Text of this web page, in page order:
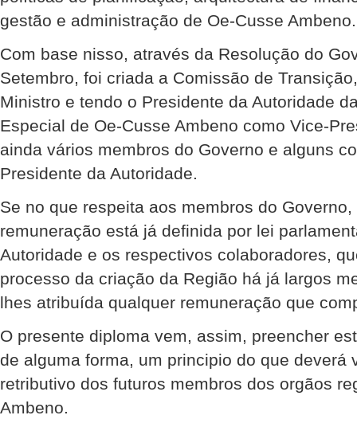
gestão e administração de Oe-Cusse Ambeno.
Com base nisso, através da Resolução do
Setembro, foi criada a Comissão de
Ministro e tendo o Presidente da Autoridade
Especial de Oe-Cusse Ambeno como Vice-
ainda vários membros do Governo e alguns
Presidente da Autoridade.
Se no que respeita aos membros do
remuneração está já definida por lei
Autoridade e os respectivos colaboradores,
processo da criação da Região há já largos
lhes atribuída qualquer remuneração que
O presente diploma vem, assim, preencher
de alguma forma, um principio do que deverá
retributivo dos futuros membros dos orgãos
Ambeno.